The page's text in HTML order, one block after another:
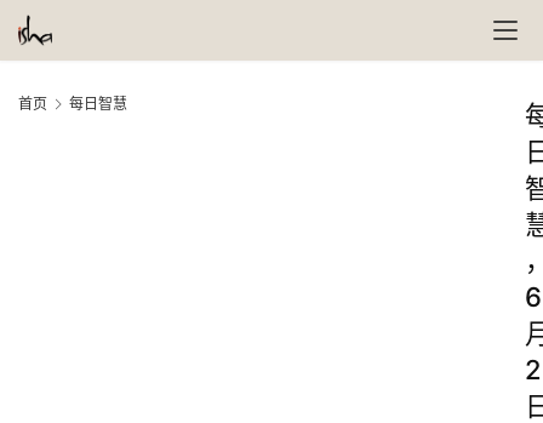
首页 每日智慧
6
2